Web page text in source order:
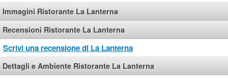
Immagini Ristorante La Lanterna
Recensioni Ristorante La Lanterna
Scrivi una recensione di La Lanterna
Dettagli e Ambiente Ristorante La Lanterna